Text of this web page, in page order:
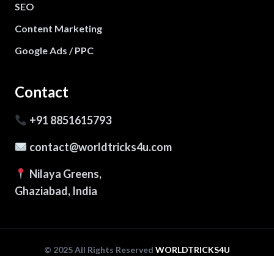
SEO
Content Marketing
Google Ads / PPC
Contact
+91 8851615793
contact@worldtricks4u.com
Nilaya Greens,
Ghaziabad, India
© 2025 All Rights Reserved WORLDTRICKS4U